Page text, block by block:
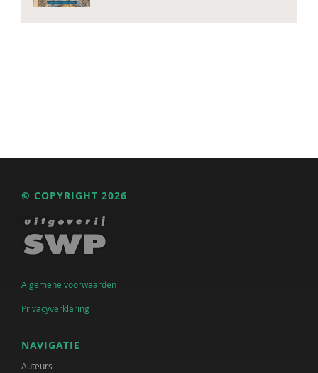
© COPYRIGHT 2026
Algemene voorwaarden
Privacyverklaring
NAVIGATIE
Auteurs